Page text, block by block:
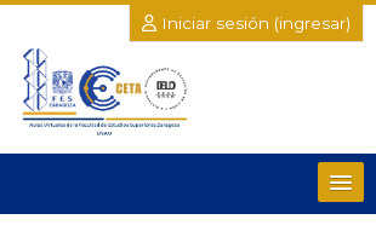
Iniciar sesión (ingresar)